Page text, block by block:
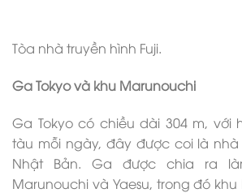
Tòa nhà truyền hình Fuji.
Ga Tokyo và khu Marunouchi
Ga Tokyo có chiều dài 304 m, với
tàu mỗi ngày, đây được coi là
Nhật Bản. Ga được chia ra
Marunouchi và Yaesu, trong đó